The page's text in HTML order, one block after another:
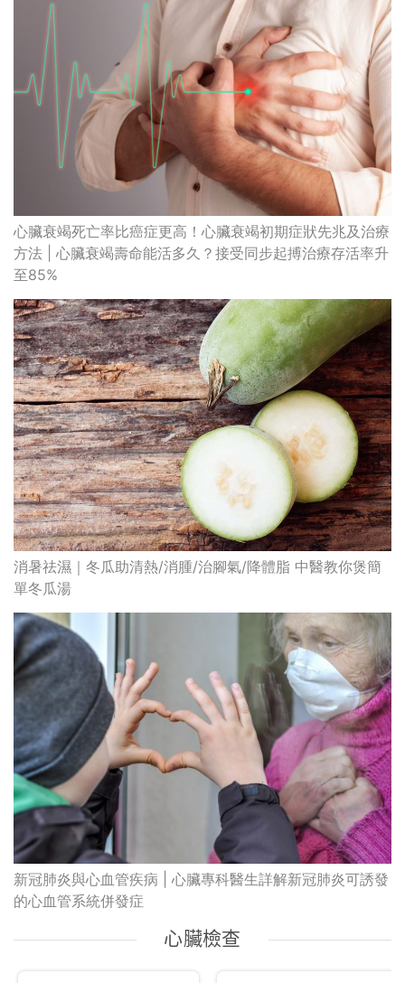
心臟衰竭死亡率比癌症更高！心臟衰竭初期症狀先兆及治療
方法 | 心臟衰竭壽命能活多久？接受同步起搏治療存活率升
至85%
消暑祛濕｜冬瓜助清熱/消腫/治腳氣/降體脂 中醫教你煲簡
單冬瓜湯
新冠肺炎與心血管疾病 | 心臟專科醫生詳解新冠肺炎可誘發
的心血管系統併發症